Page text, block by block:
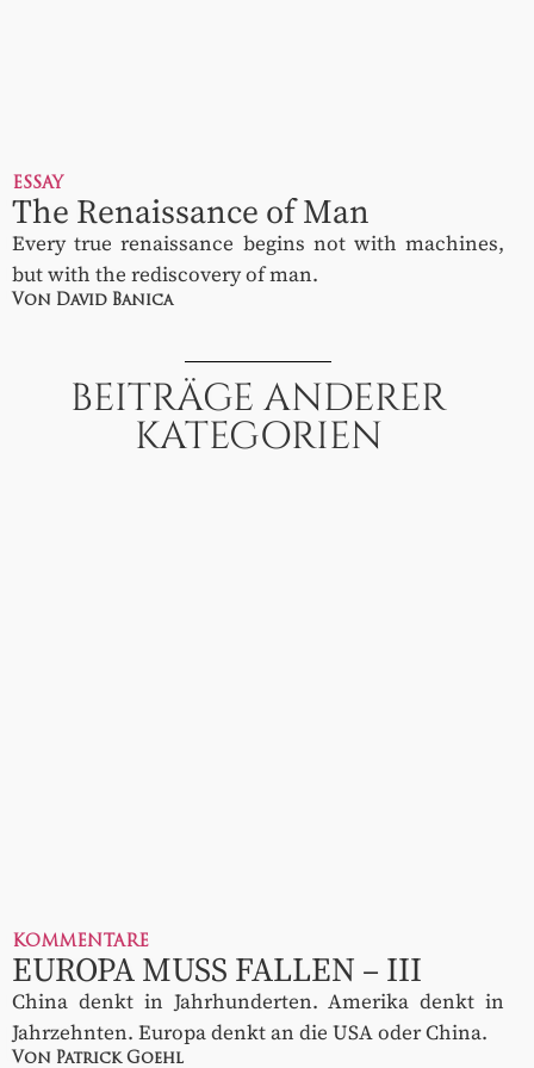
ESSAY
The Renaissance of Man
Every true renaissance begins not with machines,
but with the rediscovery of man.
Von David Banica
BEITRÄGE ANDERER
KATEGORIEN
KOMMENTARE
EUROPA MUSS FALLEN – III
China denkt in Jahrhunderten. Amerika denkt in
Jahrzehnten. Europa denkt an die USA oder China.
Von Patrick Goehl